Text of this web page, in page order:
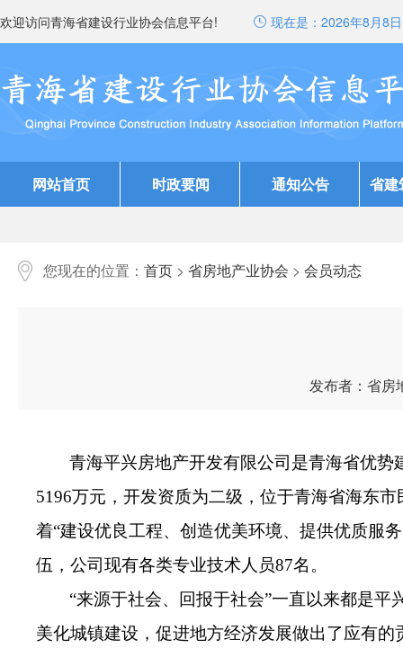
欢迎访问青海省建设行业协会信息平台! 现在是： 2026年8月8
网站首页 时政要闻 通知公告 省建
您现在的位置： 首页 > 省房地产业协会 > 会员动态
发布者：省房
青海平兴房地产开发有限公司是青海省优势
5196万元，开发资质为二级， 位于青海省海东市
着“建设优良工程、创造优美环境、提供优质服
伍， 公司现有各类专业技术人员87名。
“来源于社会、回报于社会”一直以来都是平
美化城镇建设，促进地方经济发展做出了应有的